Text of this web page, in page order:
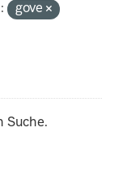
gove
Suche.